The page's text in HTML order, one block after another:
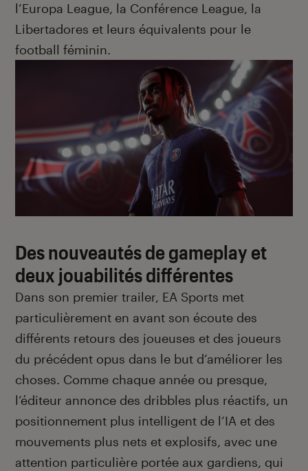
l’Europa League, la Conférence League, la
Libertadores et leurs équivalents pour le
football féminin.
Des nouveautés de gameplay et
deux jouabilités différentes
Dans son premier trailer, EA Sports met
particulièrement en avant son écoute des
différents retours des joueuses et des joueurs
du précédent opus dans le but d’améliorer les
choses. Comme chaque année ou presque,
l’éditeur annonce des dribbles plus réactifs, un
positionnement plus intelligent de l’IA et des
mouvements plus nets et explosifs, avec une
attention particulière portée aux gardiens, qui